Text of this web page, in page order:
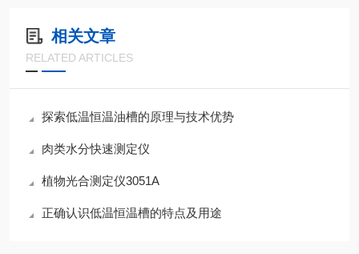
相关文章
RELATED ARTICLES
探索低温恒温油槽的原理与技术优势
肉类水分快速测定仪
植物光合测定仪3051A
正确认识低温恒温槽的特点及用途